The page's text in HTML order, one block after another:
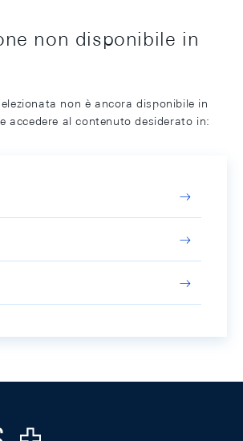
non disponibile in
non è ancora disponibile in
accedere al contenuto desiderato in: